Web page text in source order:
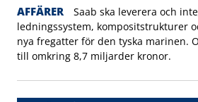
AFFÄRER
Saab ska leverera och
ledningssystem, kompositstrukturer
nya fregatter för den tyska marinen.
till omkring 8,7 miljarder kronor.